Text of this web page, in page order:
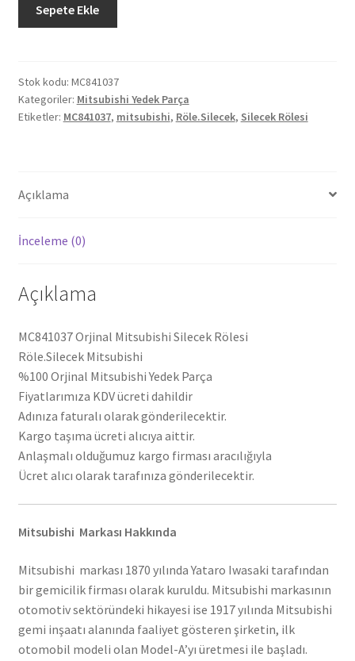
Mitsubishi
MC841037
adet
Sepete Ekle
Stok kodu: MC841037
Kategoriler: Mitsubishi Yedek Parça
Etiketler: MC841037, mitsubishi, Röle.Silecek, Silecek Rölesi
Açıklama
İnceleme (0)
Açıklama
MC841037 Orjinal Mitsubishi Silecek Rölesi
Röle.Silecek Mitsubishi
%100 Orjinal Mitsubishi Yedek Parça
Fiyatlarımıza KDV ücreti dahildir
Adınıza faturalı olarak gönderilecektir.
Kargo taşıma ücreti alıcıya aittir.
Anlaşmalı olduğumuz kargo firması aracılığıyla
Ücret alıcı olarak tarafınıza gönderilecektir.
Mitsubishi Markası Hakkında
Mitsubishi markası 1870 yılında Yataro Iwasaki tarafından
bir gemicilik firması olarak kuruldu. Mitsubishi markasının
otomotiv sektöründeki hikayesi ise 1917 yılında Mitsubishi
gemi inşaatı alanında faaliyet gösteren şirketin, ilk
otomobil modeli olan Model-A’yı üretmesi ile başladı.